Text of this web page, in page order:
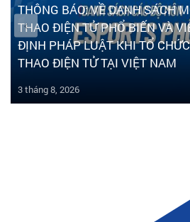
THÔNG BÁO: VỀ DANH SÁCH
THAO ĐIỆN TỬ PHỔ BIẾN VÀ
ĐỊNH PHÁP LUẬT KHI TỔ
THAO ĐIỆN TỬ TẠI VIỆT NAM
3 tháng 8, 2026